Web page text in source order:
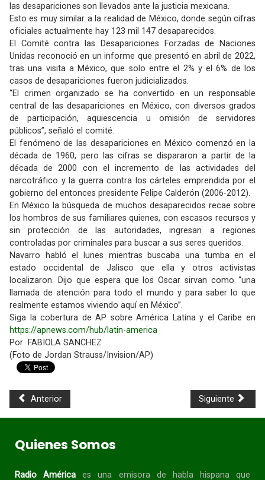
las desapariciones son llevados ante la justicia mexicana.
Esto es muy similar a la realidad de México, donde según cifras
oficiales actualmente hay 123 mil 147 desaparecidos.
El Comité contra las Desapariciones Forzadas de Naciones
Unidas reconoció en un informe que presentó en abril de 2022,
tras una visita a México, que solo entre el 2% y el 6% de los
casos de desapariciones fueron judicializados.
“El crimen organizado se ha convertido en un responsable
central de las desapariciones en México, con diversos grados
de participación, aquiescencia u omisión de servidores
públicos”, señaló el comité.
El fenómeno de las desapariciones en México comenzó en la
década de 1960, pero las cifras se dispararon a partir de la
década de 2000 con el incremento de las actividades del
narcotráfico y la guerra contra los cárteles emprendida por el
gobierno del entonces presidente Felipe Calderón (2006-2012).
En México la búsqueda de muchos desaparecidos recae sobre
los hombros de sus familiares quienes, con escasos recursos y
sin protección de las autoridades, ingresan a regiones
controladas por criminales para buscar a sus seres queridos.
Navarro habló el lunes mientras buscaba una tumba en el
estado occidental de Jalisco que ella y otros activistas
localizaron. Dijo que espera que los Oscar sirvan como “una
llamada de atención para todo el mundo y para saber lo que
realmente estamos viviendo aquí en México”.
Siga la cobertura de AP sobre América Latina y el Caribe en
https://apnews.com/hub/latin-america
Por FABIOLA SANCHEZ
(Foto de Jordan Strauss/Invision/AP)
Anterior Siguiente
Quienes Somos
Radio América es una emisora de habla hispanaque